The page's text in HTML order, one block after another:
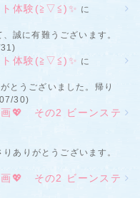
ト体験(≧▽≦)✨ に
誠に有難うございます。
ト体験(≧▽≦)✨ に
とうございました。帰り
30)
画💖 その2 ビーンステ
ありがとうございます。
画💖 その2 ビーンステ